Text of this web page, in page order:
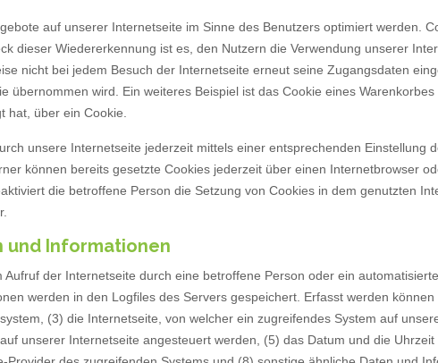
auf unserer Internetseite im Sinne des Benutzers optimiert werden.
dieser Wiedererkennung ist es, den Nutzern die Verwendung unserer
nicht bei jedem Besuch der Internetseite erneut seine Zugangsdaten
übernommen wird. Ein weiteres Beispiel ist das Cookie eines
hat, über ein Cookie.
unsere Internetseite jederzeit mittels einer entsprechenden Einstellung
können bereits gesetzte Cookies jederzeit über einen Internetbrowser
die betroffene Person die Setzung von Cookies in dem genutzten
und Informationen
der Internetseite durch eine betroffene Person oder ein
werden in den Logfiles des Servers gespeichert. Erfasst werden
(3) die Internetseite, von welcher ein zugreifendes System auf
unserer Internetseite angesteuert werden, (5) das Datum und die